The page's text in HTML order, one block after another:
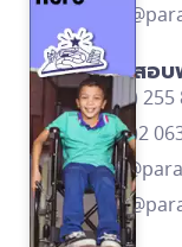
Line ID:
ติดต่อศูนย์สอบ
โทร: (662) 255
โทร: (669)2
Line ID: